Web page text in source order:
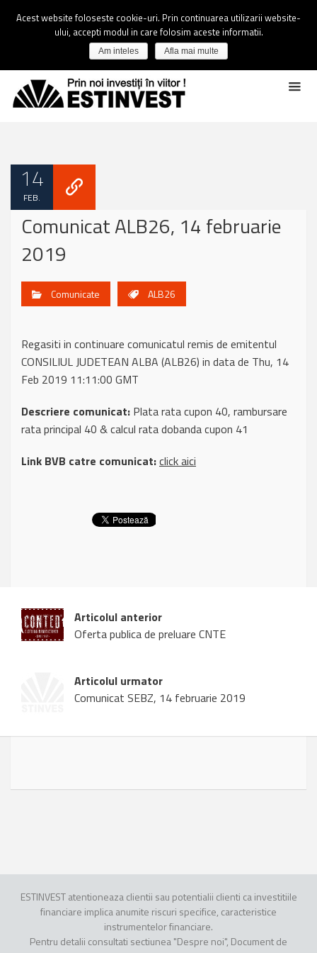
14
FEB.
Comunicat ALB26, 14 februarie
2019
Comunicate ALB26
Regasiti in continuare comunicatul remis de emitentul
CONSILIUL JUDETEAN ALBA (ALB26) in data de Thu, 14
Feb 2019 11:11:00 GMT
Descriere comunicat: Plata rata cupon 40, rambursare
rata principal 40 & calcul rata dobanda cupon 41
Link BVB catre comunicat:click aici
Articolul anterior
Oferta publica de preluare CNTE
Articolul urmator
Comunicat SEBZ, 14 februarie 2019
ESTINVEST atentioneaza clientii sau potentialii clienti ca investitiile
financiare implica anumite riscuri specifice, caracteristice
instrumentelor financiare.
Pentru detalii consultati sectiunea "Despre noi", Document de
Acest website foloseste cookie-uri. Prin continuarea utilizarii website-
ului, accepti modul in care folosim aceste informatii.
Am inteles Afla mai multe